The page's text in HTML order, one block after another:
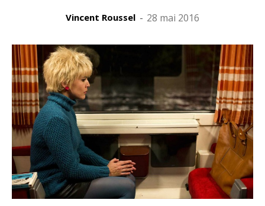
Vincent Roussel - 28 mai 2016